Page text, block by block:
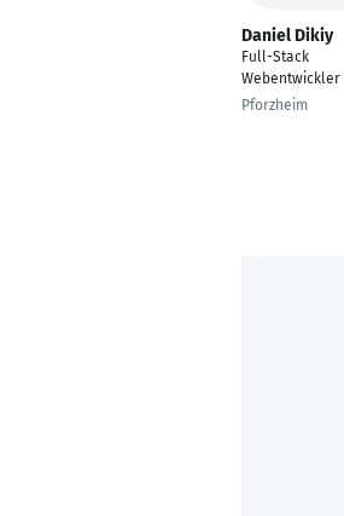
Daniel Dikiy
Full-Stack
Webentwickler
Pforzheim